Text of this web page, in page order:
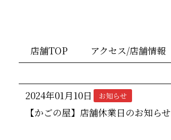
店舗TOP アクセス/店舗情報
2024年01月10日 お知らせ
【かごの屋】店舗休業日のお知らせ